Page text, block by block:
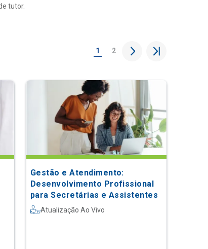
tutor.
1 2
Gestão e Atendimento:
Desenvolvimento Profissional
para Secretárias e Assistentes
Atualização Ao Vivo